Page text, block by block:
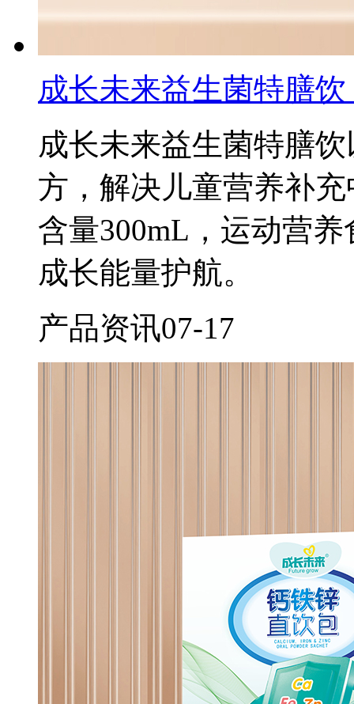
成长未来益生菌特膳
成长未来益生菌特膳
方，解决儿童营养补
含量300mL，运动营
成长能量护航。
产品资讯07-17